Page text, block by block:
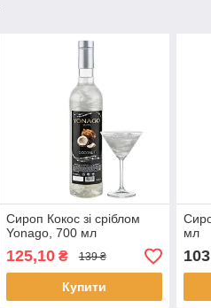
Сироп Кокос зі сріблом
Yonago, 700 мл
125,10₴ 139 ₴
Купити
мл
103